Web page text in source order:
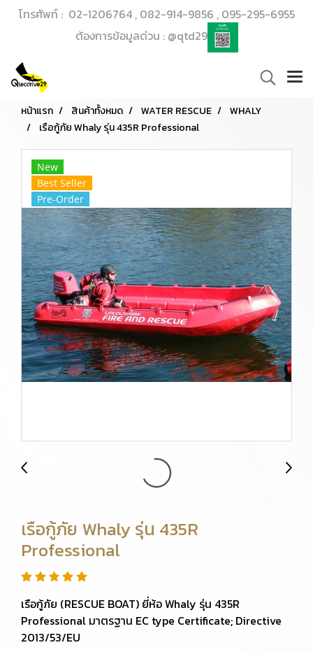
โทรศัพท์ : 02-1206764 , 082-914-9856 , 095-295-6955
ต้องการข้อมูลด่วน : @qtd29
หน้าแรก สินค้าทั้งหมด WATER RESCUE
WHALY
เรือกู้ภัย Whaly รุ่น 435R Professional
New
Best Seller
Pre-Order
เรือกู้ภัย Whaly รุ่น 435R
Professional
เรือกู้ภัย (RESCUE BOAT) ยี่ห้อ Whaly รุ่น 435R
Professional มาตรฐาน EC type Certificate; Directive
2013/53/EU